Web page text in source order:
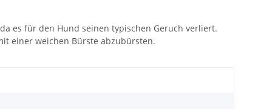
es für den Hund seinen typischen Geruch verliert.
einer weichen Bürste abzubürsten.